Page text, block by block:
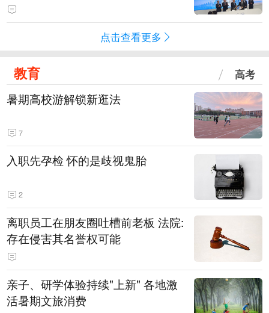
点击查看更多
教育 高考
暑期高校游解锁新逛法
7
入职先孕检 怀的是歧视鬼胎
2
离职员工在朋友圈吐槽前老板 法院:
存在侵害其名誉权可能
亲子、研学体验持续"上新" 各地激
活暑期文旅消费